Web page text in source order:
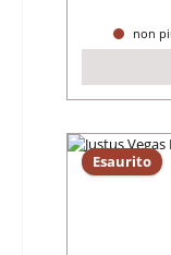
non
Esaurito